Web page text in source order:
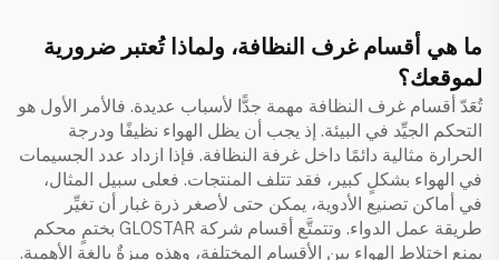
ما هي أقسام غرف النظافة، ولماذا تُعتبر ضرورية
لموقعك؟
تُعَدّ أقسام غرف النظافة مهمة جدًّا لأسباب عديدة. فالأمر الأول هو
التحكم الجيِّد في البيئة. إذ يجب أن يظل الهواء نظيفًا ودرجة
الحرارة مثالية دائمًا داخل غرفة النظافة. فإذا ازداد عدد الجسيمات
في الهواء بشكلٍ كبير، فقد تتلف المنتجات. فعلى سبيل المثال،
في أماكن تصنيع الأدوية، يمكن حتى لأصغر ذرة غبار أن تغيِّر
طريقة عمل الدواء. وتتمتَّع أقسام شركة GLOSTAR بختمٍ محكم
يمنع اختلاط الهواء بين الأقسام المختلفة، وهذه ميزةٌ بالغة الأهمية.